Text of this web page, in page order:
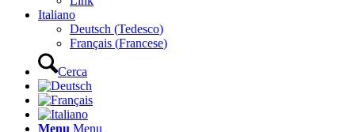
Italiano
Deutsch (Tedesco)
Français (Francese)
Cerca
Menu Menu